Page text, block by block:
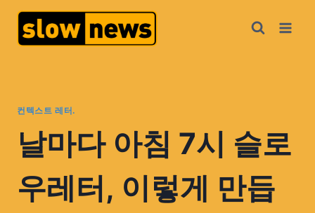
컨텍스트 레터.
날마다 아침 7시 슬로
우레터, 이렇게 만듭